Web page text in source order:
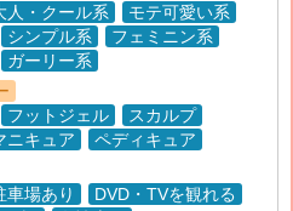
人・クール系
モテ可愛い系
シンプル系
フェミニン系
ガーリー系
フットジェル
スカルプ
ニキュア
ペディキュア
車場あり
DVD・TVを観れる